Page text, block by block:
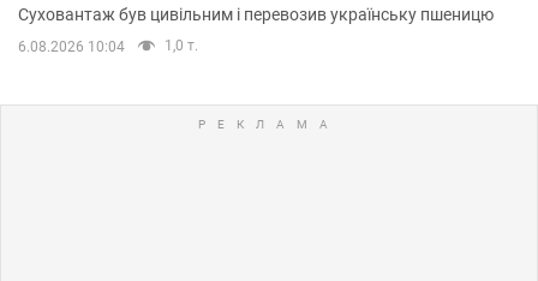
Суховантаж був цивільним і перевозив українську пшеницю
6.08.2026 10:04 1,0 т.